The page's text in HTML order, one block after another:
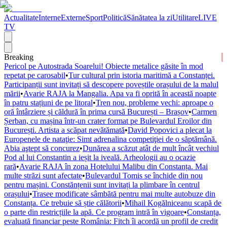
ActualitateInterneExterneSportPoliticăSănătatea la ziUtilitareLIVE
TV
Breaking
Pericol pe Autostrada Soarelui! Obiecte metalice găsite în mod
repetat pe carosabil•Tur cultural prin istoria maritimă a Constanței.
Participanții sunt invitați să descopere poveștile orașului de la malul
mării•Avarie RAJA la Mangalia. Apa va fi oprită în această noapte
în patru stațiuni de pe litoral•Tren nou, probleme vechi: aproape o
oră întârziere și căldură în prima cursă București – Brașov•Carmen
Șerban, cu mașina într-un crater format pe Bulevardul Eroilor din
București. Artista a scăpat nevătămată•David Popovici a plecat la
Europenele de nataţie: Simt adrenalina competiţiei de o săptămână.
Abia aştept să concurez•Dunărea a scăzut atât de mult încât vechiul
Pod al lui Constantin a ieșit la iveală. Arheologii au o ocazie
rară•Avarie RAJA în zona Hotelului Malibu din Constanța. Mai
multe străzi sunt afectate•Bulevardul Tomis se închide din nou
pentru mașini. Constănțenii sunt invitați la plimbare în centrul
orașului•Trasee modificate sâmbătă pentru mai multe autobuze din
Constanța. Ce trebuie să știe călătorii•Mihail Kogălniceanu scapă de
o parte din restricțiile la apă. Ce program intră în vigoare•Constanța,
evaluată financiar peste România: Fitch îi acordă un profil de credit